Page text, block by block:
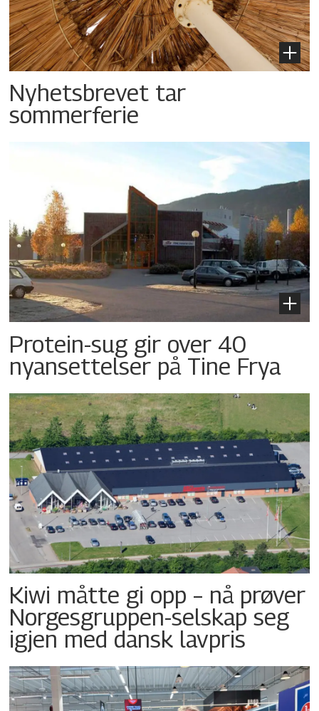
Nyhetsbrevet tar
sommerferie
Protein-sug gir over 40
nyansettelser på Tine Frya
Kiwi måtte gi opp – nå prøver
Norgesgruppen-selskap seg
igjen med dansk lavpris